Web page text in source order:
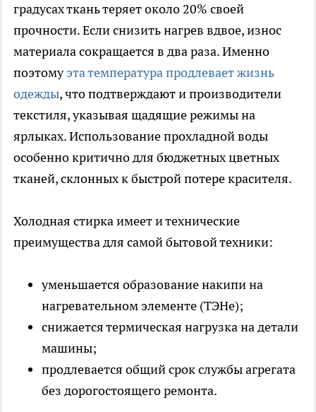
градусах ткань теряет около 20% своей
прочности. Если снизить нагрев вдвое, износ
материала сокращается в два раза. Именно
поэтомуэта температура продлевает жизнь
одежды, что подтверждают и производители
текстиля, указывая щадящие режимы на
ярлыках. Использование прохладной воды
особенно критично для бюджетных цветных
тканей, склонных к быстрой потере красителя.
Холодная стирка имеет и технические
преимущества для самой бытовой техники:
уменьшается образование накипи на
нагревательном элементе (ТЭНе);
снижается термическая нагрузка на детали
машины;
продлевается общий срок службы агрегата
без дорогостоящего ремонта.